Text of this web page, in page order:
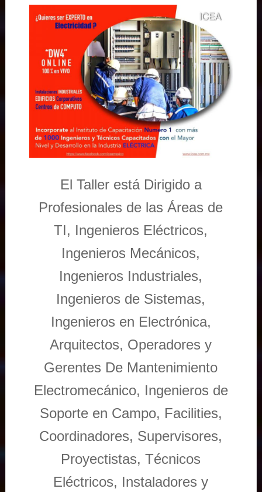
El Taller está Dirigido a
Profesionales de las Áreas de
TI, Ingenieros Eléctricos,
Ingenieros Mecánicos,
Ingenieros Industriales,
Ingenieros de Sistemas,
Ingenieros en Electrónica,
Arquitectos, Operadores y
Gerentes De Mantenimiento
Electromecánico, Ingenieros de
Soporte en Campo, Facilities,
Coordinadores, Supervisores,
Proyectistas, Técnicos
Eléctricos, Instaladores y